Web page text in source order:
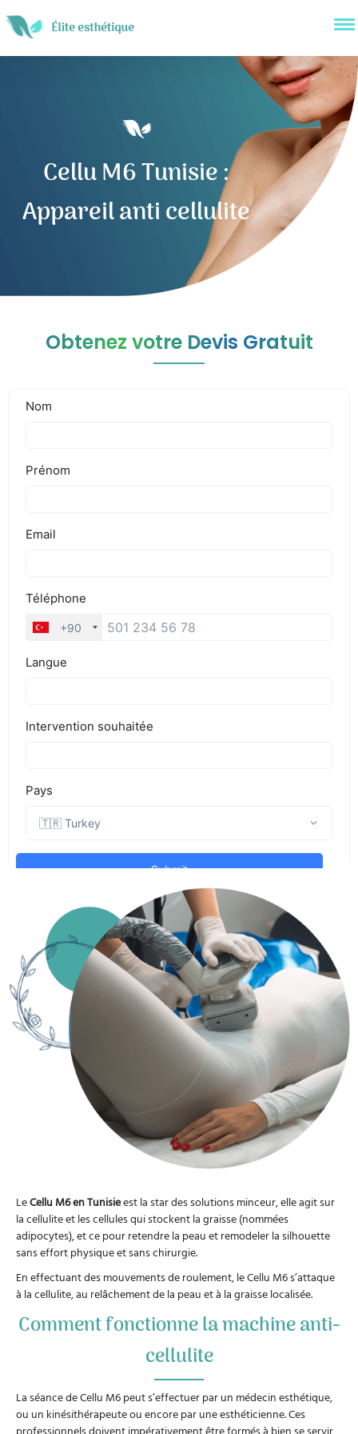
Cellu M6 Tunisie :
Appareil anti cellulite
Obtenez votre Devis Gratuit
LeCellu M6 en Tunisieest la star des solutions minceur, elle agit sur
la cellulite et les cellules qui stockent la graisse (nommées
adipocytes), et ce pour retendre la peau et remodeler la silhouette
sans effort physique et sans chirurgie.
En effectuant des mouvements de roulement, le Cellu M6 s’attaque
à la cellulite, au relâchement de la peau et à la graisse localisée.
Comment fonctionne la machine anti-
cellulite
La séance de Cellu M6 peut s’effectuer par un médecin esthétique,
ou un kinésithérapeute ou encore par une esthéticienne. Ces
professionnels doivent impérativement être formés à bien se servir